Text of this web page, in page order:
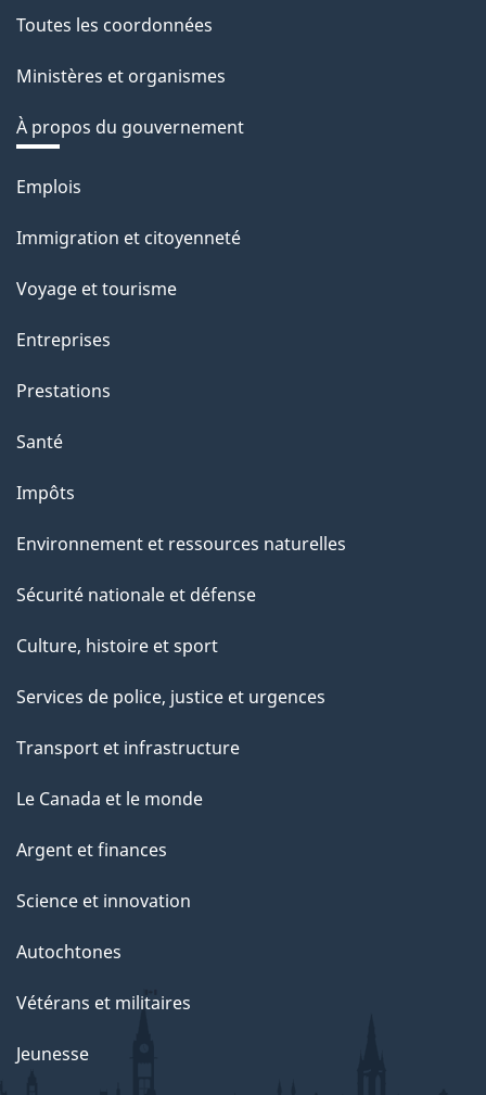
Toutes les coordonnées
Ministères et organismes
À propos du gouvernement
Thèmes
sujets
Emplois
Immigration et citoyenneté
Voyage et tourisme
Entreprises
Prestations
Santé
Impôts
Environnement et ressources naturelles
Sécurité nationale et défense
Culture, histoire et sport
Services de police, justice et urgences
Transport et infrastructure
Le Canada et le monde
Argent et finances
Science et innovation
Autochtones
Vétérans et militaires
Jeunesse